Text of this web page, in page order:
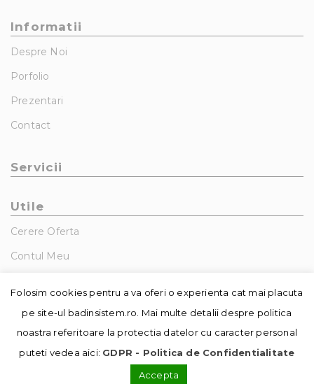
Informatii
Despre Noi
Porfolio
Prezentari
Contact
Servicii
Utile
Cerere Oferta
Contul Meu
© Copyright - Badin Sistem | realizat de
Folosim cookies pentru a va oferi o experienta cat mai placuta
pe site-ul badinsistem.ro. Mai multe detalii despre politica
noastra referitoare la protectia datelor cu caracter personal
puteti vedea aici: GDPR - Politica de Confidentialitate
Accepta